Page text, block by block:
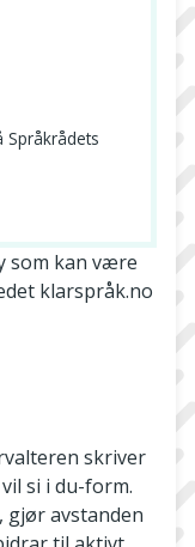
Språkrådets
som kan være
klarspråk.no
skriver
si i du-form.
avstanden